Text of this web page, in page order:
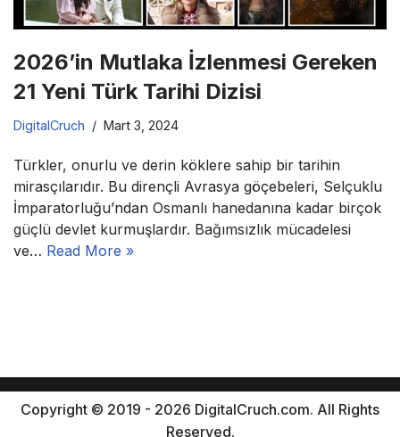
2026’in Mutlaka İzlenmesi Gereken
21 Yeni Türk Tarihi Dizisi
DigitalCruch Mart 3, 2024
Türkler, onurlu ve derin köklere sahip bir tarihin
mirasçılarıdır. Bu dirençli Avrasya göçebeleri, Selçuklu
İmparatorluğu’ndan Osmanlı hanedanına kadar birçok
güçlü devlet kurmuşlardır. Bağımsızlık mücadelesi
ve… Read More »
Copyright © 2019 - 2026 DigitalCruch.com. All Rights
Reserved.